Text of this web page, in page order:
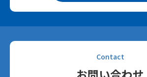
Contact